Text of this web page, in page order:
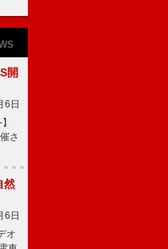
開
6日
さ
然
6日
オ